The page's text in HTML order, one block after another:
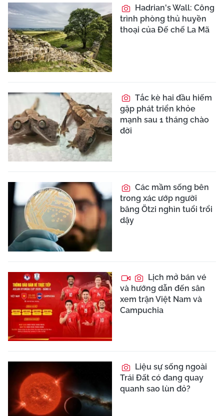
Hadrian's Wall: Công
trình phòng thủ huyền
thoại của Đế chế La Mã
Tắc kè hai đầu hiếm
gặp phát triển khỏe
mạnh sau 1 tháng chào
đời
Các mầm sống bên
trong xác ướp người
băng Ötzi nghìn tuổi trổi
dậy
Lịch mở bán vé
và hướng dẫn đến sân
xem trận Việt Nam và
Campuchia
Liệu sự sống ngoài
Trái Đất có đang quay
quanh sao lùn đỏ?